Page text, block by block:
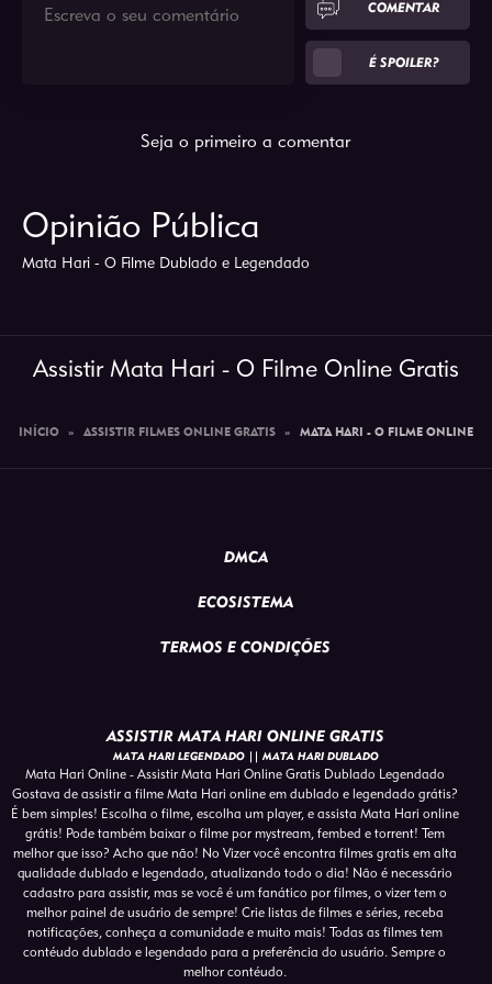
COMENTAR
É SPOILER?
Seja o primeiro a comentar
Opinião Pública
Mata Hari - O Filme Dublado e Legendado
Assistir Mata Hari - O Filme Online Gratis
INÍCIO » ASSISTIR FILMES ONLINE GRATIS » MATA HARI - O FILME ONLINE
DMCA
ECOSISTEMA
TERMOS E CONDIÇÕES
ASSISTIR MATA HARI ONLINE GRATIS
MATA HARI LEGENDADO || MATA HARI DUBLADO
Mata Hari Online - Assistir Mata Hari Online Gratis Dublado Legendado
Gostava de assistir a filme Mata Hari online em dublado e legendado grátis?
É bem simples! Escolha o filme, escolha um player, e assista Mata Hari online
grátis! Pode também baixar o filme por mystream, fembed e torrent! Tem
melhor que isso? Acho que não! No Vizer você encontra filmes gratis em alta
qualidade dublado e legendado, atualizando todo o dia! Não é necessário
cadastro para assistir, mas se você é um fanático por filmes, o vizer tem o
melhor painel de usuário de sempre! Crie listas de filmes e séries, receba
notificações, conheça a comunidade e muito mais! Todas as filmes tem
contéudo dublado e legendado para a preferência do usuário. Sempre o
melhor contéudo.